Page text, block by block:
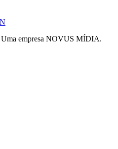
empresa NOVUS MÍDIA.